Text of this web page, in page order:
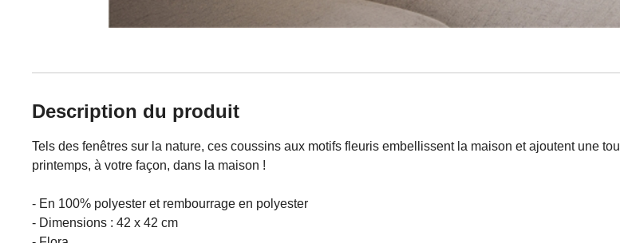
Description du produit
Tels des fenêtres sur la nature, ces coussins aux motifs fleuris embellissent la maison et ajoutent une
printemps, à votre façon, dans la maison !
- En 100% polyester et rembourrage en polyester
- Dimensions : 42 x 42 cm